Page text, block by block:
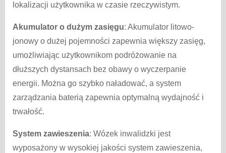
lokalizacji użytkownika w czasie rzeczywistym.
Akumulator o dużym zasięgu: Akumulator litowo-
jonowy o dużej pojemności zapewnia większy zasięg,
umożliwiając użytkownikom podróżowanie na
dłuższych dystansach bez obawy o wyczerpanie
energii. Można go szybko naładować, a system
zarządzania baterią zapewnia optymalną wydajność i
trwałość.
System zawieszenia: Wózek inwalidzki jest
wyposażony w wysokiej jakości system zawieszenia,